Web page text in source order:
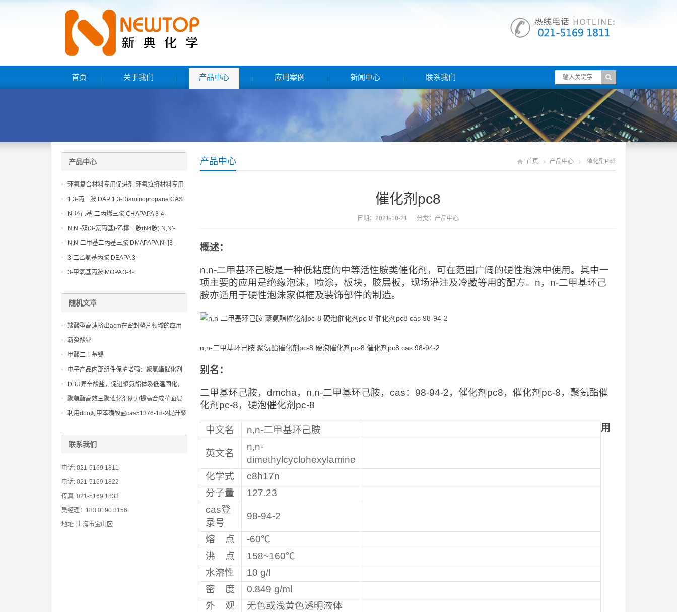
首页 关于我们 产品中心 应用案例 新闻中心 联系我们
产品中心 首页 产品中心 催化剂pc8
催化剂pc8
日期：2021-10-21 分类： 产品中心
概述：
n,n-二甲基环己胺是一种低粘度的中等活性胺类催化剂，可在范围广阔的硬性泡沫中使用。其中一
项主要的应用是绝缘泡沫，喷涂，板块，胶层板，现场灌注及冷藏等用的配方。n，n-二甲基环己
胺亦适用于硬性泡沫家俱框及装饰部件的制造。
n,n-二甲基环己胺 聚氨酯催化剂pc-8 硬泡催化剂pc-8 催化剂pc8 cas 98-94-2
别名：
二甲基环己胺，dmcha，n,n-二甲基环己胺，cas：98-94-2，催化剂pc8，催化剂pc-8，聚氨酯催
化剂pc-8，硬泡催化剂pc-8
中文名 n,n-二甲基环己胺
英文名
n,n-
dimethylcyclohexylamine
化学式
c8h17n
分子量
127.23
cas登
录号
98-94-2
熔 点
-60℃
沸 点
158~160℃
水溶性
10 g/l
密 度
0.849 g/ml
外 观
无色或浅黄色透明液体
用
产品中心
环氧复合材料专用促进剂 环氧拉挤材料专用
促进剂 NT EP 120
1,3-丙二胺 DAP 1,3-Diaminopropane CAS
No 109-76-2
N-环己基-二丙烯三胺 CHAPAPA 3-4-
Methoxypropylamine CAS No:5332-73-0
N,N’-双(3-氨丙基)-乙撑二胺(N4胺) N,N’-
Bis(3-aminopropyl)-ethylenediamine CAS
No10563-26-5
N,N-二甲基二丙基三胺 DMAPAPA N’-[3-
(dimethylamino)propyllpropane-1,3-
diamine CAS No10563-29-8
3-二乙氨基丙胺 DEAPA 3-
(Diethylamino)propylamine CAS No 104-
3-甲氧基丙胺 MOPA 3-4-
随机文章
羧酸型高速挤出acm在密封垫片领域的应用
潜力分析
新癸酸锌
甲酸二丁基锡
电子产品内部组件保护增强：聚氨酯催化剂
新癸酸锌的技术优势探讨
DBU异辛酸盐，促进聚氨酯体系低温固化，
降低能源消耗和成本
聚氨酯高效三聚催化剂助力提高合成革面层
手感及耐刮擦性能的应用方案
利用dbu对甲苯磺酸盐cas51376-18-2提升聚
联系我们
电话: 021-5169 1811
电话: 021-5169 1822
传真: 021-5169 1833
吴经理：183 0190 3156
地址: 上海市宝山区